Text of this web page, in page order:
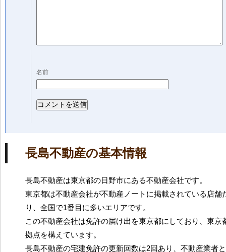
名前
長島不動産の基本情報
長島不動産は東京都の日野市にある不動産会社です。
東京都は不動産会社が不動産ノートに掲載されている店舗
り、全国で1番目に多いエリアです。
この不動産会社は免許の届け出を東京都にしており、東京
拠点を構えています。
長島不動産の宅建免許の更新回数は2回あり、不動産業者